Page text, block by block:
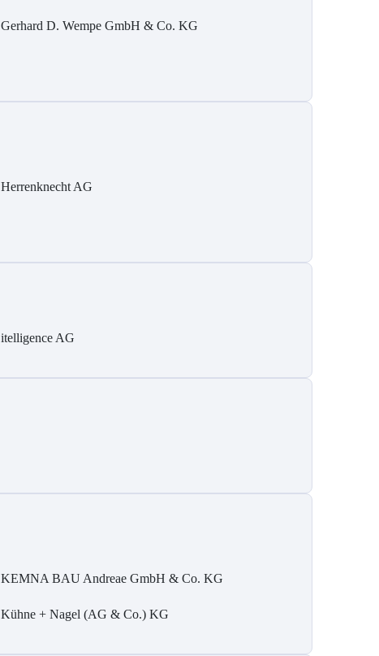
Gerhard D. Wempe GmbH & Co. KG
Herrenknecht AG
itelligence AG
KEMNA BAU Andreae GmbH & Co. KG
Kühne + Nagel (AG & Co.) KG